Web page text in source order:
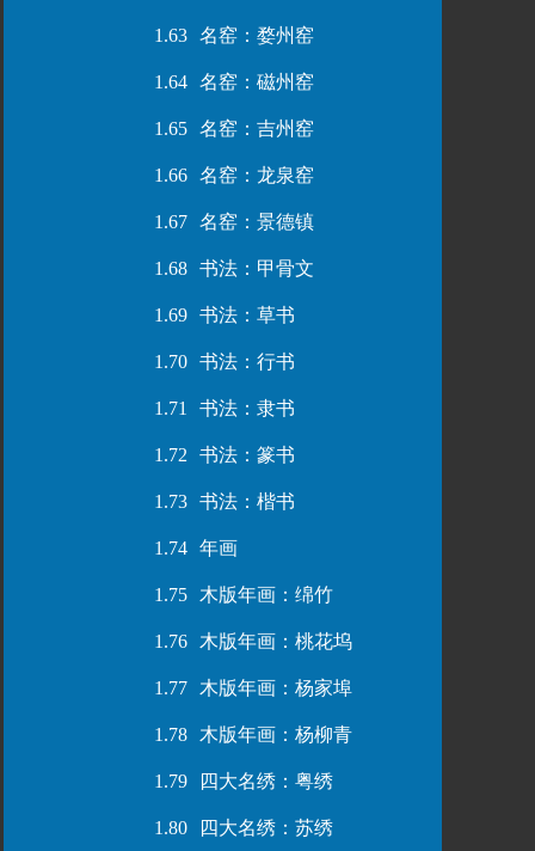
1.63 名窑：婺州窑
1.64 名窑：磁州窑
1.65 名窑：吉州窑
1.66 名窑：龙泉窑
1.67 名窑：景德镇
1.68 书法：甲骨文
1.69 书法：草书
1.70 书法：行书
1.71 书法：隶书
1.72 书法：篆书
1.73 书法：楷书
1.74 年画
1.75 木版年画：绵竹
1.76 木版年画：桃花坞
1.77 木版年画：杨家埠
1.78 木版年画：杨柳青
1.79 四大名绣：粤绣
1.80 四大名绣：苏绣